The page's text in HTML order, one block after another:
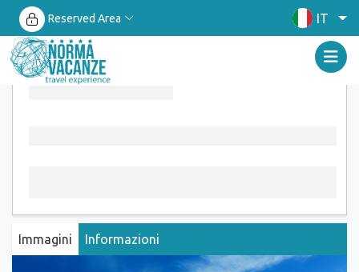
Reserved Area IT
Immagini Informazioni